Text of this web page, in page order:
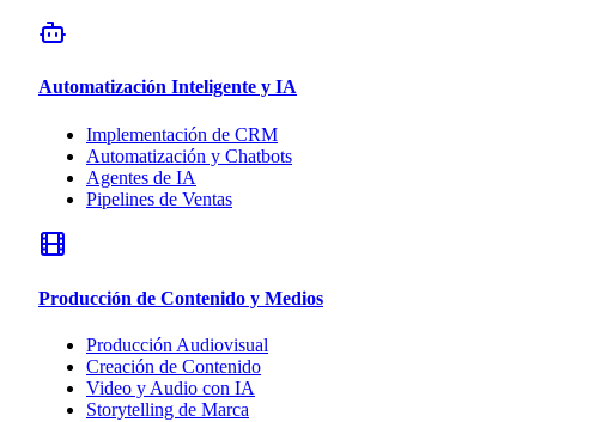
Automatización Inteligente y IA
Implementación de CRM
Automatización y Chatbots
Agentes de IA
Pipelines de Ventas
Producción de Contenido y Medios
Producción Audiovisual
Creación de Contenido
Video y Audio con IA
Storytelling de Marca